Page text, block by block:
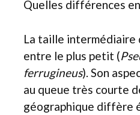
Quelles différences
La taille intermédiaire
entre le plus petit (
ferrugineus). Son
au queue très courte
géographique diffère